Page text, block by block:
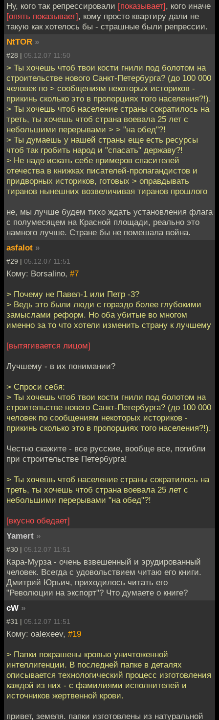
Ну, кого так репрессировали [показывает], кого иначе
[опять показывает], кому просто квартиру дали не
такую как хотелось бы - страшные были репрессии.
NtTOR »
#28 | 05.12.07 11:50
> Ты хочешь чтоб твои кости гнили под болотом на
строительстве нового Санкт-Петербурга? (до 100 000
человек по > сообщениям некоторых историков -
прикинь сколько это в пропорциях того населения?!).
> Ты хочешь чтоб население страны сократилось на
треть, ты хочешь чтоб страна воевала 25 лет с
небольшими перерывами > > "на обед"?!
> Ты думаешь у нашей страны еще есть ресурсы
чтоб так гробить народ и "спасать" державу?!
> Не надо искать себе примеров спасителей
отечества в книжках писателей-пропагандистов и
придворных историков, готовых > оправдывать
тиранов нынешних возвеличивая тиранов прошлого
не, мы лучше будем тихо ждать установления флага
с полумесяцем на Красной площади, реально это
намного лучше. Стране бы не помешала война.
asfalot »
#29 | 05.12.07 11:51
Кому: Borsalino, #7
> Почему не Павел-1 или Петр -3?
> Ведь это были люди с гораздо более глубокими
замыслами реформ. Но оба убитые во многом
именно за то что хотели изменить страну к лучшему
[вытягивается лицом]
Лучшему - в их понимании?
> Спроси себя:
> Ты хочешь чтоб твои кости гнили под болотом на
строительстве нового Санкт-Петербурга? (до 100 000
человек по сообщениям некоторых историков -
прикинь сколько это в пропорциях того населения?!).
Честно скажите - все русские, вообще все, погибли
при строительстве Петербурга!
> Ты хочешь чтоб население страны сократилось на
треть, ты хочешь чтоб страна воевала 25 лет с
небольшими перерывами "на обед"?!
[вкусно обедает]
Yamert »
#30 | 05.12.07 11:51
Кара-Мурза - очень взвешенный и эрудированный
человек. Всегда с удовольствием читаю его книги.
Дмитрий Юрьич, приходилось читать его
"Революции на экспорт"? Что думаете о книге?
cW »
#31 | 05.12.07 11:51
Кому: oalexeev, #19
> Папки покрашены кровью уничтоженной
интеллигенции. В последней папке в деталях
описывается технологический процесс изготовления
каждой из них - с фамилиями исполнителей и
источников жертвенной крови.
привет, земеля. папки изготовлены из натуральной